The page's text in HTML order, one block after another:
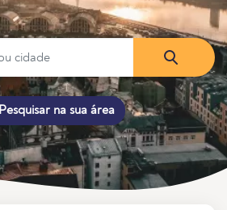
Pesquisar na sua área